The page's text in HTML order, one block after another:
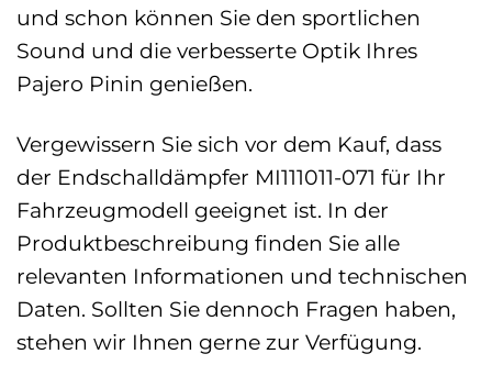
und schon können Sie den sportlichen
Sound und die verbesserte Optik Ihres
Pajero Pinin genießen.
Vergewissern Sie sich vor dem Kauf, dass
der Endschalldämpfer MI111011-071 für Ihr
Fahrzeugmodell geeignet ist. In der
Produktbeschreibung finden Sie alle
relevanten Informationen und technischen
Daten. Sollten Sie dennoch Fragen haben,
stehen wir Ihnen gerne zur Verfügung.